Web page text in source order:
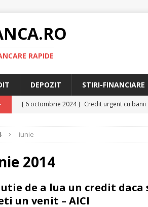
RAPIDE
DEPOZIT STIRI-FINANCIARE
[ 6 octombrie 2024 ] Credit urgent cu banii
[ 8 septembrie 2024 ]
plafonarea dobanzilor.
RAPID
iunie
2014
de a lua un credit
un venit – AICI